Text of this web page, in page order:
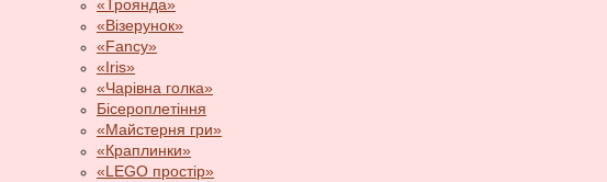
«Троянда»
«Візерунок»
«Fancy»
«Iris»
«Чарівна голка»
Бісероплетіння
«Майстерня гри»
«Краплинки»
«LEGO простір»